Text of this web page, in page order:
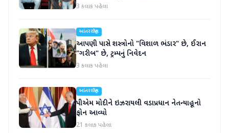
3 કલાક પહેલા
આંતરરાષ્ટ્રીય
આપણી પાસે શસ્ત્રોનો "વિશાળ ભંડાર" છે, ઈરાન
"ગરીબ" છે, ટ્રમ્પનું નિવેદન
3 કલાક પહેલા
આંતરરાષ્ટ્રીય
પીએમ મોદીને ઇઝરાયલી વડાપ્રધાન નેતન્યાહૂનો
ફોન આવ્યો
21 કલાક પહેલા